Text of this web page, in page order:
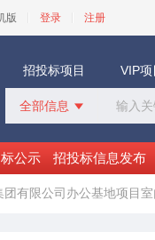
版 登录 注册
招投标项目 VIP
全部信息 
招标采购
中标公示
变更公告
公示 招投标信息发布
团有限公司办公基地项目